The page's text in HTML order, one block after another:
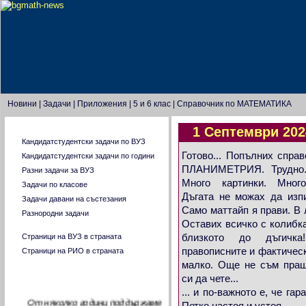
Новини Задачи Приложения 5 и 6 клас Справочник по МАТЕМАТИКА
Кандидатстудентски задачи по ВУЗ
Кандидатстудентски задачи по години
Разни задачи за ВУЗ
Задачи по класове
Задачи давани на състезания
Разнородни задачи
Страници на ВУЗ в страната
Страници на РИО в страната
От няколко години поддържаме
1 Септември
Готово... Попълних
ПЛАНИМЕТРИЯ.
Много картинки.
Дъгата не можах да
Само маттайп я прави. В
Оставих всичко с
близкото до
правописните и
малко. Още не съм
си да чете...
... и по-важното е, че